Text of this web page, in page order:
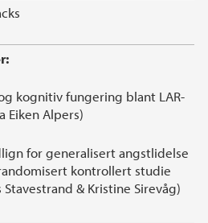
kognitiv fungering blant LAR-
Eiken Alpers)
for generalisert angstlidelse
kontrollert studie
Stavestrand & Kristine Sirevåg)